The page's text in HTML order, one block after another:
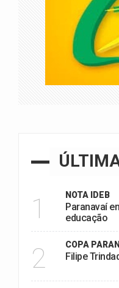
1 NOTA IDEB
Paranavaí
educação
2 COPA
Filipe